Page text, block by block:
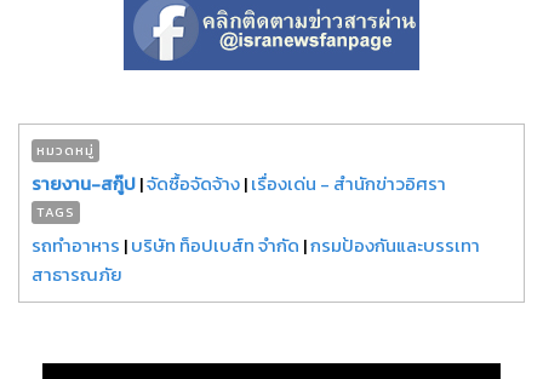
หมวดหมู่
รายงาน-สกู๊ป|จัดซื้อจัดจ้าง|เรื่องเด่น - สำนักข่าวอิศรา
TAGS
รถทำอาหาร |บริษัท ท็อปเบส์ท จำกัด |กรมป้องกันและบรรเทา
สาธารณภัย